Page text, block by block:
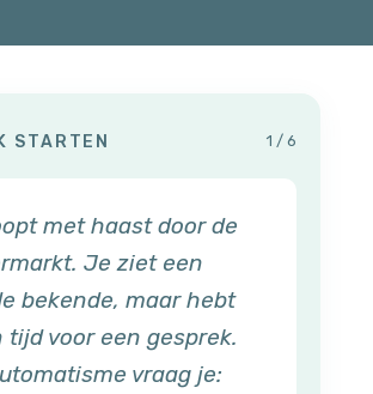
STARTEN 1 / 6
met haast door de
Je ziet een
bekende, maar hebt
tijd voor een gesprek.
vraag je: